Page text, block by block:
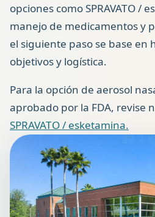
opciones como SPRAVATO /
manejo de medicamentos y
el siguiente paso se base en
objetivos y logística.
Para la opción de aerosol
aprobado por la FDA, revise
SPRAVATO / esketamina.